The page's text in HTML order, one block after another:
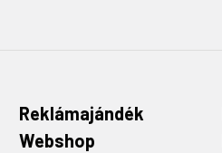
Reklámajándék
Webshop